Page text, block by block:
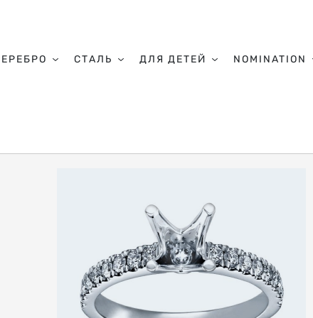
СТАЛЬ ДЛЯ ДЕТЕЙ NOMINATION